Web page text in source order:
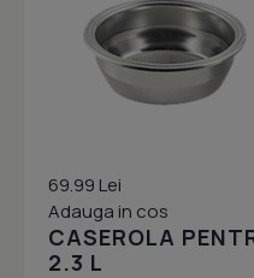
69.99 Lei
Adauga in cos
CASEROLA
2.3 L